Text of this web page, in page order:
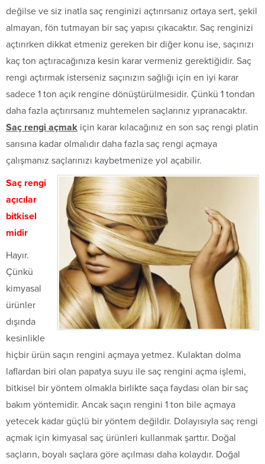
değilse ve siz inatla saç renginizi açtırırsanız ortaya sert, şekil
almayan, fön tutmayan bir saç yapısı çıkacaktır. Saç renginizi
açtırırken dikkat etmeniz gereken bir diğer konu ise, saçınızı
kaç ton açtıracağınıza kesin karar vermeniz gerektiğidir. Saç
rengi açtırmak isterseniz saçınızın sağlığı için en iyi karar
sadece 1 ton açık rengine dönüştürülmesidir. Çünkü 1 tondan
daha fazla açtırırsanız muhtemelen saçlarınız yıpranacaktır.
Saç rengi açmak için karar kılacağınız en son saç rengi platin
sarısına kadar olmalıdır daha fazla saç rengi açmaya
çalışmanız saçlarınızı kaybetmenize yol açabilir.
Saç rengi
açıcılar
bitkisel
midir
Hayır.
Çünkü
kimyasal
ürünler
dışında
kesinlikle
hiçbir ürün saçın rengini açmaya yetmez. Kulaktan dolma
laflardan biri olan papatya suyu ile saç rengini açma işlemi,
bitkisel bir yöntem olmakla birlikte saça faydası olan bir saç
bakım yöntemidir. Ancak saçın rengini 1 ton bile açmaya
yetecek kadar güçlü bir yöntem değildir. Dolayısıyla saç rengi
açmak için kimyasal saç ürünleri kullanmak şarttır. Doğal
saçların, boyalı saçlara göre açılması daha kolaydır. Doğal